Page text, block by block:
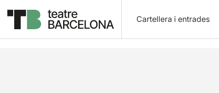
Cartellera i entrades